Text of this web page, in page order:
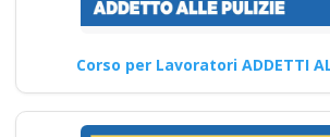
controllo e misure
Aggiornamenti…
Continua
Corso per Lavoratori ADDETTI